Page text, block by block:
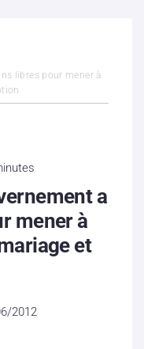
libres pour mener à
a
mener à
et
2012